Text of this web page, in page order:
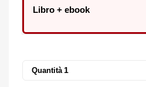
Libro + ebook
Quantità